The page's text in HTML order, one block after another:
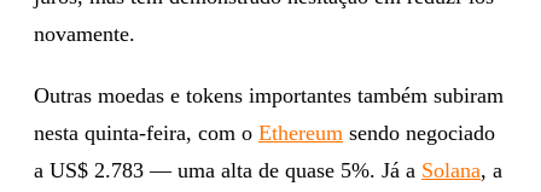
novamente.
Outras moedas e tokens importantes também subiram
nesta quinta-feira, com o Ethereum sendo negociado
a US$ 2.783 — uma alta de quase 5%. Já a Solana, a